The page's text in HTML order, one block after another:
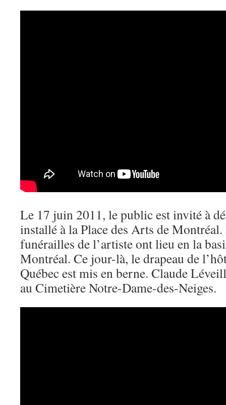
Le 17 juin 2011, le public est invité à
installé à la Place des Arts de
funérailles de l’artiste ont lieu en la
Montréal. Ce jour-là, le drapeau de
Québec est mis en berne. Claude
au Cimetière Notre-Dame-des-Neiges.